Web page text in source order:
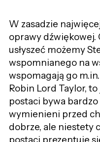
W zasadzie
oprawy dźwiękowej.
usłyszeć możemy
wspomnianego na
wspomagają go
Robin Lord Taylor,
postaci bywa
wymienieni przed
dobrze, ale niestety